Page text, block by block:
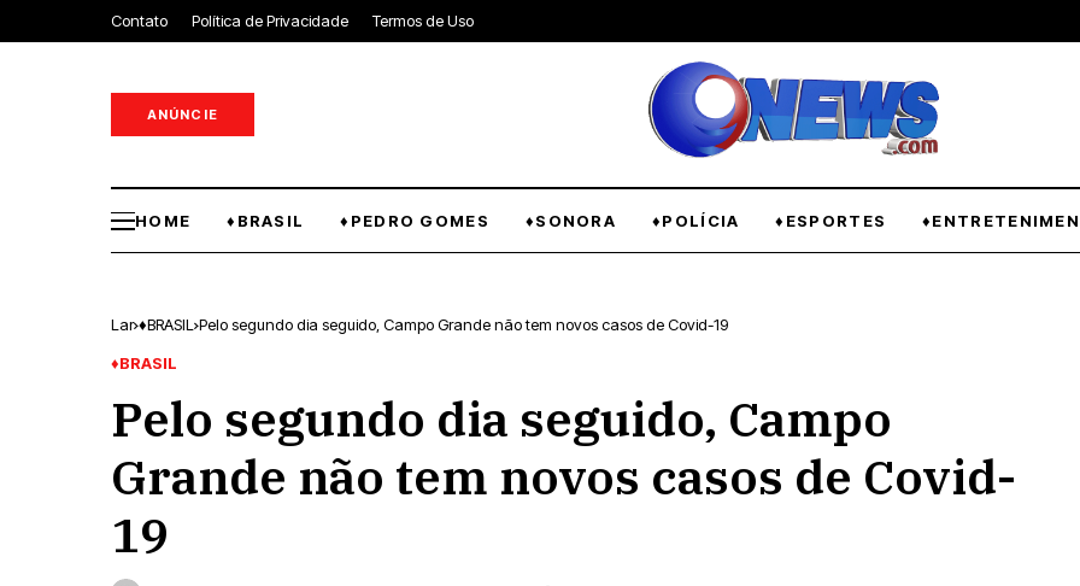
Contato Política de Privacidade Termos de Uso
ANÚNCIE
HOME ♦BRASIL ♦PEDRO GOMES ♦SONORA ♦POLÍCIA ♦ESPORTES
Lar ♦BRASIL Pelo segundo dia seguido, Campo Grande não tem novos casos de Covid-19
♦BRASIL
Pelo segundo dia seguido, Campo
Grande não tem novos casos de Covid-
19